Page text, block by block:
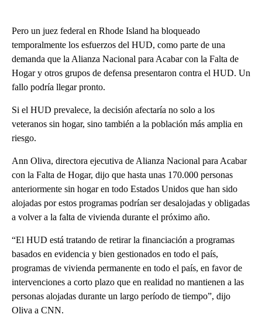
Pero un juez federal en Rhode Island ha bloqueado
temporalmente los esfuerzos del HUD, como parte de una
demanda que la Alianza Nacional para Acabar con la Falta de
Hogar y otros grupos de defensa presentaron contra el HUD. Un
fallo podría llegar pronto.
Si el HUD prevalece, la decisión afectaría no solo a los
veteranos sin hogar, sino también a la población más amplia en
riesgo.
Ann Oliva, directora ejecutiva de Alianza Nacional para Acabar
con la Falta de Hogar, dijo que hasta unas 170.000 personas
anteriormente sin hogar en todo Estados Unidos que han sido
alojadas por estos programas podrían ser desalojadas y obligadas
a volver a la falta de vivienda durante el próximo año.
“El HUD está tratando de retirar la financiación a programas
basados en evidencia y bien gestionados en todo el país,
programas de vivienda permanente en todo el país, en favor de
intervenciones a corto plazo que en realidad no mantienen a las
personas alojadas durante un largo período de tiempo”, dijo
Oliva a CNN.